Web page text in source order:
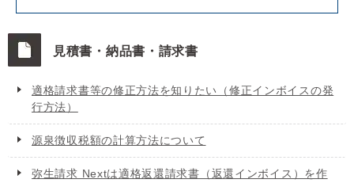
見積書・納品書・請求書
適格請求書等の修正方法を知りたい（修正インボイスの発
行方法）
源泉徴収税額の計算方法について
弥生請求 Nextは適格返還請求書（返還インボイス）を作